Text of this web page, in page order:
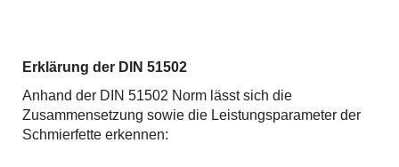
Erklärung der DIN 51502
Anhand der DIN 51502 Norm lässt sich die
Zusammensetzung sowie die Leistungsparameter der
Schmierfette erkennen: